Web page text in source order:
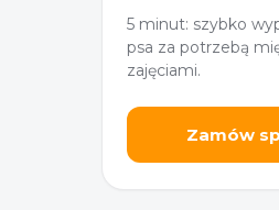
5 minut: szybko
psa za potrzebą
zajęciami.
Zamów